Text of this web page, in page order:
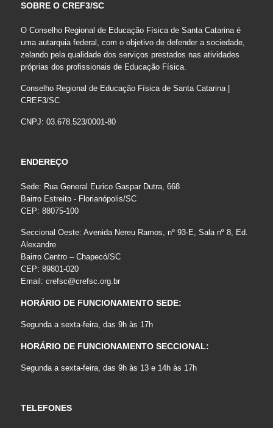
SOBRE O CREF3/SC
O Conselho Regional de Educação Física de Santa Catarina é
uma autarquia federal, com o objetivo de defender a sociedade,
zelando pela qualidade dos serviços prestados nas atividades
próprias dos profissionais de Educação Física.
Conselho Regional de Educação Física de Santa Catarina |
CREF3/SC
CNPJ: 03.678.523/0001-80
ENDEREÇO
Sede: Rua General Eurico Gaspar Dutra, 668
Bairro Estreito - Florianópolis/SC
CEP: 88075-100
Seccional Oeste: Avenida Nereu Ramos, nº 93-E, Sala nº 8, Ed.
Alexandre
Bairro Centro – Chapecó/SC
CEP: 89801-020
Email: crefsc@crefsc.org.br
HORÁRIO DE FUNCIONAMENTO SEDE:
Segunda a sexta-feira, das 9h às 17h
HORÁRIO DE FUNCIONAMENTO SECCIONAL:
Segunda a sexta-feira, das 9h às 13 e 14h às 17h
TELEFONES